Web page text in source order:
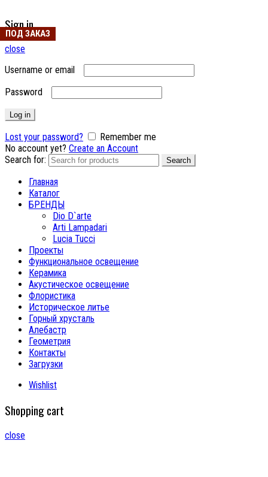
Sign in
close
Username or email
Password
Log in
Lost your password?
Remember me
No account yet? Create an Account
Search for:
Search
Главная
Каталог
БРЕНДЫ
Dio D`arte
Arti Lampadari
Lucia Tucci
Проекты
Функциональное освещение
Керамика
Акустическое освещение
Флористика
Историческое литье
Горный хрусталь
Алебастр
Геометрия
Контакты
Загрузки
Wishlist
Shopping cart
close
ПОД ЗАКАЗ
ПОД ЗАКАЗ
ПОД ЗАКАЗ
ПОД ЗАКАЗ
ПОД ЗАКАЗ
ПОД ЗАКАЗ
ПОД ЗАКАЗ